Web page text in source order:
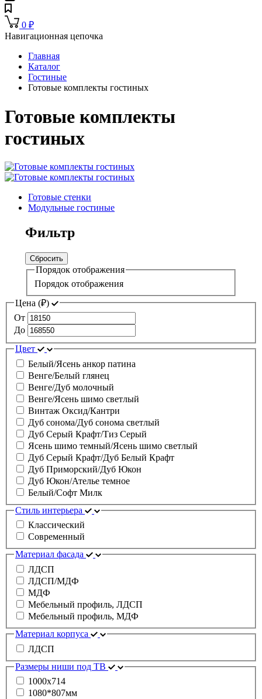
0 ₽
Навигационная цепочка
Главная
Каталог
Гостиные
Готовые комплекты гостиных
Готовые комплекты
гостиных
Готовые стенки
Модульные гостиные
Фильтр
Сбросить
Порядок отображения
Порядок отображения
Цена (₽)
От
До
Цвет
Белый/Ясень анкор патина
Венге/Белый глянец
Венге/Дуб молочный
Венге/Ясень шимо светлый
Винтаж Оксид/Кантри
Дуб сонома/Дуб сонома светлый
Дуб Серый Крафт/Тиз Серый
Ясень шимо темный/Ясень шимо светлый
Дуб Серый Крафт/Дуб Белый Крафт
Дуб Приморский/Дуб Юкон
Дуб Юкон/Ателье темное
Белый/Софт Милк
Стиль интерьера
Классический
Современный
Материал фасада
ЛДСП
ЛДСП/МДФ
МДФ
Мебельный профиль, ЛДСП
Мебельный профиль, МДФ
Материал корпуса
ЛДСП
Размеры ниши под ТВ
1000x714
1080*807мм